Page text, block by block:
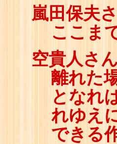
嵐田保夫
ここま
空貴人さん
離れた
となれ
れゆえ
できる